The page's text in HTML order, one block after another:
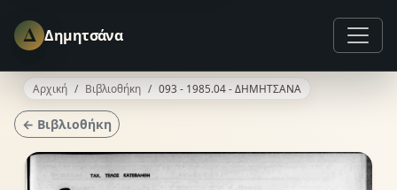
Δ Δημητσάνα
Αρχική Βιβλιοθήκη 093 - 1985.04 - ΔΗΜΗΤΣΑΝΑ
← Βιβλιοθήκη